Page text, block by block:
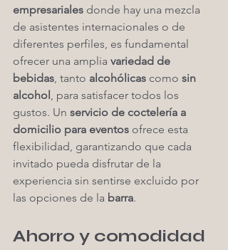
empresariales donde hay una mezcla
de asistentes internacionales o de
diferentes perfiles, es fundamental
ofrecer una amplia variedad de
bebidas, tanto alcohólicas como sin
alcohol, para satisfacer todos los
gustos. Un servicio de coctelería a
domicilio para eventos ofrece esta
flexibilidad, garantizando que cada
invitado pueda disfrutar de la
experiencia sin sentirse excluido por
las opciones de la barra.
Ahorro y comodidad